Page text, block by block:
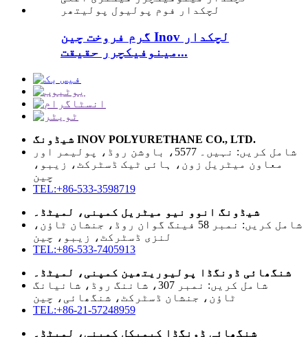
گرم فروخت چین Inov لچکدار
مینوفیکچرر حقیقت...
شیڈونگ INOV POLYURETHANE CO., LTD.
شامل کریں: نہیں۔ 5577، باوشن روڈ، پولیمر اور
معاون میٹریل زون، ہائی ٹیک ڈسٹرکٹ، زیبو،
چین
TEL:+86-533-3598719
شیڈونگ انوو نیو میٹریل کمپنی، لمیٹڈ۔
شامل کریں: نمبر 58 فینگ گوان روڈ، جنشان ٹاؤن،
لنزی ڈسٹرکٹ، زیبو، چین
TEL:+86-533-7405913
شنگھائی ڈونگڈا پولیوریتھین کمپنی، لمیٹڈ۔
شامل کریں: نمبر 307، شاننگ روڈ، شانیانگ
ٹاؤن، جنشان ڈسٹرکٹ، شنگھائی، چین
TEL:+86-21-57248959
شنگھائی ڈونگڈا کیمیکل کمپنی، لمیٹڈ۔